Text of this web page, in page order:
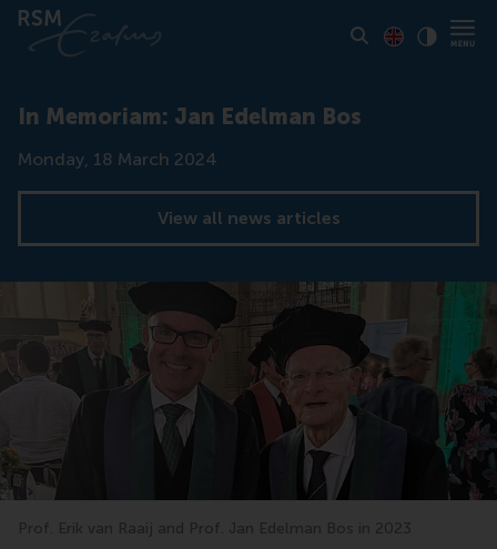
In Memoriam: Jan Edelman Bos
Date
Monday, 18 March 2024
View all news articles
Prof. Erik van Raaij and Prof. Jan Edelman Bos in 2023